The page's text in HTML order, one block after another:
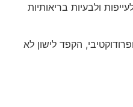
ולבעיות בריאותיות
הקפד לישון לא